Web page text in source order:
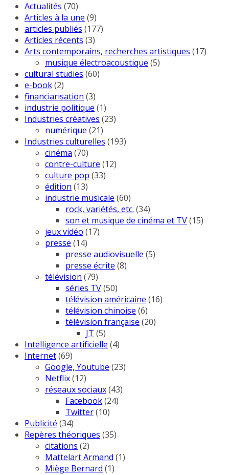
Actualités (70)
Articles à la une (9)
articles publiés (177)
Articles récents (3)
Arts contemporains, recherches artistiques (17)
musique électroacoustique (5)
cultural studies (60)
e-book(2)
financiarisation (3)
industrie politique (1)
Industries créatives (23)
numérique (21)
Industries culturelles (193)
cinéma (70)
contre-culture (12)
culture pop (33)
édition (13)
industrie musicale (60)
rock, variétés, etc. (34)
son et musique de cinéma et TV(15)
jeux vidéo (17)
presse (14)
presse audiovisuelle (5)
presse écrite (8)
télévision (79)
séries TV(50)
télévision américaine (16)
télévision chinoise (6)
télévision française (20)
JT (5)
Intelligence artificielle (4)
Internet(69)
Google, Youtube (23)
Netflix(12)
réseaux sociaux(43)
Facebook(24)
Twitter(10)
Publicité (34)
Repères théoriques (35)
citations (2)
Mattelart Armand (1)
Miège Bernard (1)